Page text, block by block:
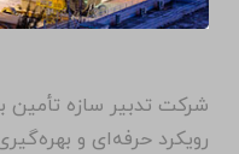
شرکت تدبیر سازه تأمین
رویکرد حرفه‌ای و